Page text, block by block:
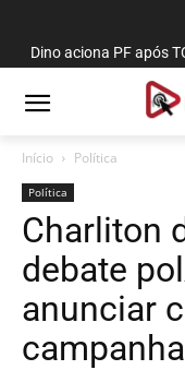
Dino aciona PF após
Início Política
Política
Charliton
debate
anunciar